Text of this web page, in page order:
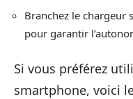
Branchez le chargeur
pour garantir
Si vous préférez
smartphone, voici